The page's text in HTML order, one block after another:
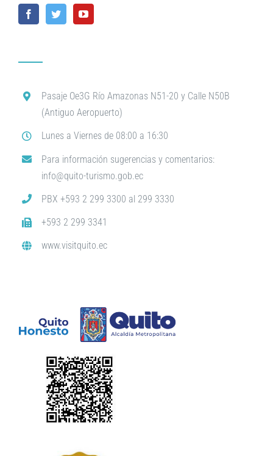
Pasaje Oe3G Río Amazonas N51-20 y Calle N50B
(Antiguo Aeropuerto)
Lunes a Viernes de 08:00 a 16:30
Para información sugerencias y comentarios:
info@quito-turismo.gob.ec
PBX +593 2 299 3300 al 299 3330
+593 2 299 3341
www.visitquito.ec